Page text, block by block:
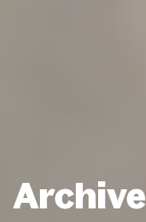
Archive